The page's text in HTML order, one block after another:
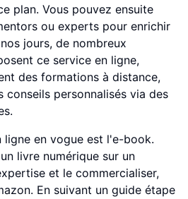
plan. Vous pouvez ensuite
ou experts pour enrichir
jours, de nombreux
ce service en ligne,
des formations à distance,
conseils personnalisés via des
ligne en vogue est l'e-book.
livre numérique sur un
et le commercialiser,
En suivant un guide étape